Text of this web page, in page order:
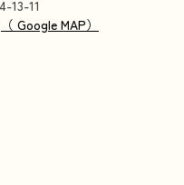
13-11
（ Google MAP）